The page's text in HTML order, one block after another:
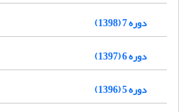
دوره 7 (1398)
دوره 6 (1397)
دوره 5 (1396)